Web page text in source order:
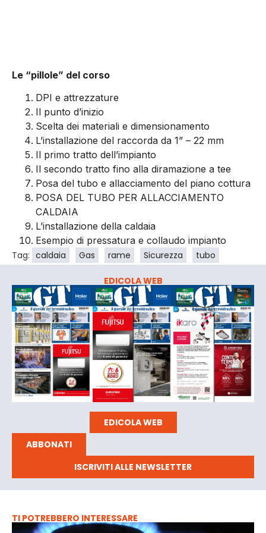
Le “pillole” del corso
DPI e attrezzature
Il punto d’inizio
Scelta dei materiali e dimensionamento
L’installazione del raccorda da 1” – 22 mm
Il primo tratto dell’impianto
Il secondo tratto fino alla diramazione a tee
Posa del tubo e allacciamento del piano cottura
POSA DEL TUBO PER ALLACCIAMENTO
CALDAIA
L’installazione della caldaia
Esempio di pressatura e collaudo impianto
Tag: caldaia Gas rame Sicurezza tubo
EDICOLA WEB
EDICOLA WEB
ABBONATI
ISCRIVITI ALLE NEWSLETTER
TI POTREBBERO INTERESSARE